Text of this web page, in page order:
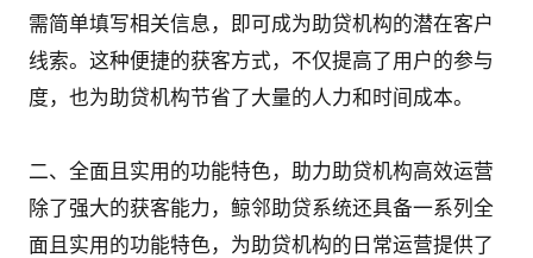
需简单填写相关信息，即可成为助贷机构的潜在客户
线索。这种便捷的获客方式，不仅提高了用户的参与
度，也为助贷机构节省了大量的人力和时间成本。
二、全面且实用的功能特色，助力助贷机构高效运营
除了强大的获客能力，鲸邻助贷系统还具备一系列全
面且实用的功能特色，为助贷机构的日常运营提供了